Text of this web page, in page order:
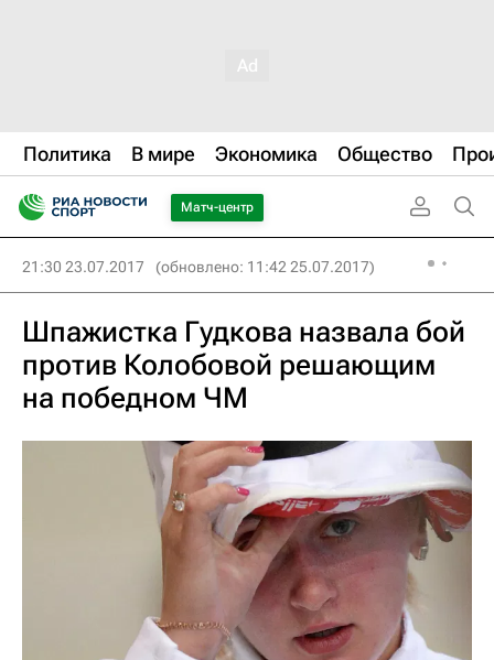
Политика В мире Экономика Общество
Матч-центр
21:30 23.07.2017 (обновлено: 11:42 25.07.2017)
Шпажистка Гудкова назвала бой
против Колобовой решающим
на победном ЧМ